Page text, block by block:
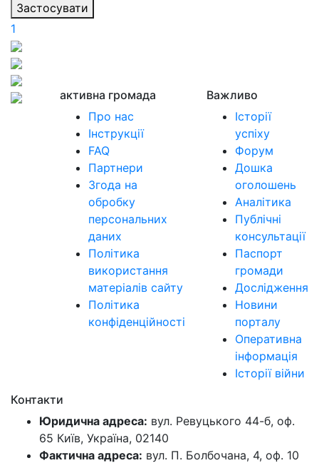
Застосувати
1
активна громада
Про нас
Інструкції
FAQ
Партнери
Згода на
обробку
персональних
даних
Політика
використання
матеріалів сайту
Політика
конфіденційності
Важливо
Історії
успіху
Форум
Дошка
оголошень
Аналітика
Публічні
консультації
Паспорт
громади
Дослідження
Новини
порталу
Оперативна
інформація
Історії війни
Контакти
Юридична адреса: вул. Ревуцького 44-б, оф.
65 Київ, Україна, 02140
Фактична адреса: вул. П. Болбочана, 4, оф. 10